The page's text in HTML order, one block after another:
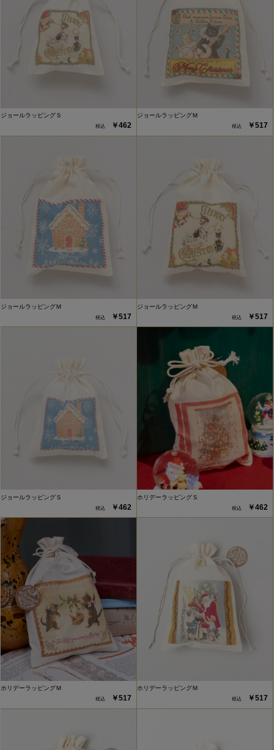
ジョールラッピングＳ
￥462
ジョールラッピングＭ
￥517
ジョールラッピングＭ
￥517
ジョールラッピングＭ
￥517
ジョールラッピングＳ
￥462
ホリデーラッピングＳ
￥462
ホリデーラッピングＭ
￥517
ホリデーラッピングＭ
￥517